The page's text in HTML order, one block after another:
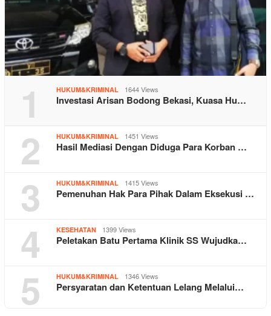
1 HUKUM&KRIMINAL 1644 Views
Investasi Arisan Bodong Bekasi, Kuasa Hu…
2 HUKUM&KRIMINAL 1451 Views
Hasil Mediasi Dengan Diduga Para Korban …
3 HUKUM&KRIMINAL 1415 Views
Pemenuhan Hak Para Pihak Dalam Eksekusi …
4 KESEHATAN 1399 Views
Peletakan Batu Pertama Klinik SS Wujudka…
5 HUKUM&KRIMINAL 1346 Views
Persyaratan dan Ketentuan Lelang Melalui…